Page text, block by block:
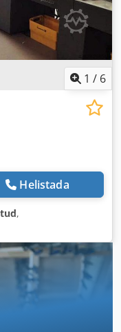
1 / 6
Helistada
,